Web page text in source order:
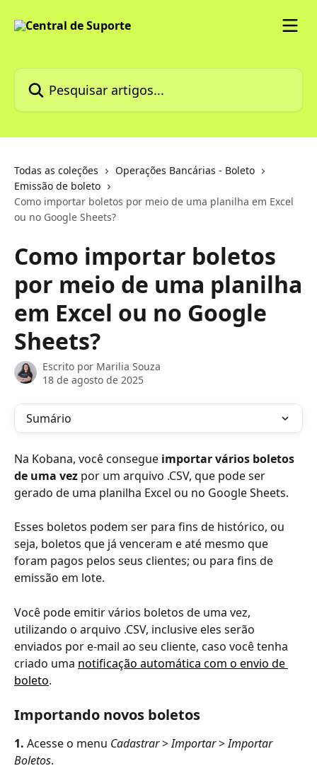
Pesquisar artigos...
Todas as coleções
Operações Bancárias - Boleto
Emissão de boleto
Como importar boletos por meio de uma planilha em Excel
ou no Google Sheets?
Como importar boletos
por meio de uma planilha
em Excel ou no Google
Sheets?
Escrito por Marilia Souza
18 de agosto de 2025
Sumário
Na Kobana, você consegue importar vários boletos
de uma vez por um arquivo .CSV, que pode ser
gerado de uma planilha Excel ou no Google Sheets.
Esses boletos podem ser para fins de histórico, ou
seja, boletos que já venceram e até mesmo que
foram pagos pelos seus clientes; ou para fins de
emissão em lote.
Você pode emitir vários boletos de uma vez,
utilizando o arquivo .CSV, inclusive eles serão
enviados por e-mail ao seu cliente, caso você tenha
criado uma notificação automática com o envio de
boleto.
Importando novos boletos
1. Acesse o menu Cadastrar > Importar > Importar
Boletos.